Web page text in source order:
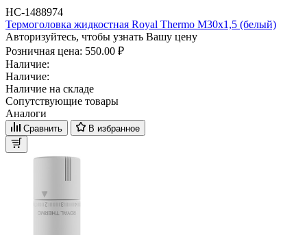
НС-1488974
Термоголовка жидкостная Royal Thermo М30х1,5 (белый)
Авторизуйтесь, чтобы узнать Вашу цену
Розничная цена: 550.00 ₽
Наличие:
Наличие:
Наличие на складе
Сопутствующие товары
Аналоги
Сравнить В избранное